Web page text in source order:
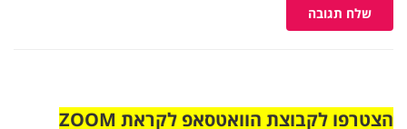
שלח תגובה
הצטרפו לקבוצת הוואטסאפ לקראת ZOOM